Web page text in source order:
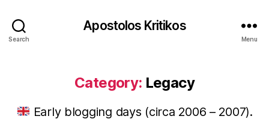
Search
Apostolos Kritikos
Menu
Category: Legacy
Early blogging days (circa 2006 – 2007).